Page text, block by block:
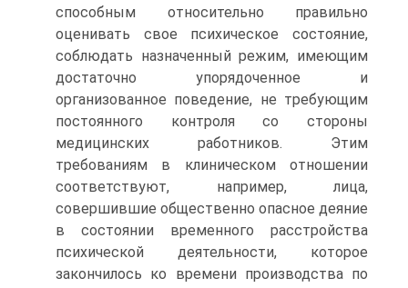
способным относительно правильно
оценивать свое психическое состояние,
соблюдать назначенный режим, имеющим
достаточно упорядоченное и
организованное поведение, не требующим
постоянного контроля со стороны
медицинских работников. Этим
требованиям в клиническом отношении
соответствуют, например, лица,
совершившие общественно опасное деяние
в состоянии временного расстройства
психической деятельности, которое
закончилось ко времени производства по